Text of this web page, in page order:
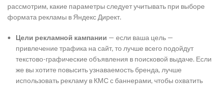
рассмотрим, какие параметры следует учитывать при выборе
формата рекламы в Яндекс Директ.
Цели рекламной кампании — если ваша цель —
привлечение трафика на сайт, то лучше всего подойдут
текстово-графические объявления в поисковой выдаче. Если
же вы хотите повысить узнаваемость бренда, лучше
использовать рекламу в КМС с баннерами, чтобы охватить